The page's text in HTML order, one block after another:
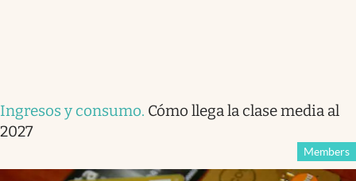
Ingresos y consumo. Cómo llega la clase media al
2027
Members